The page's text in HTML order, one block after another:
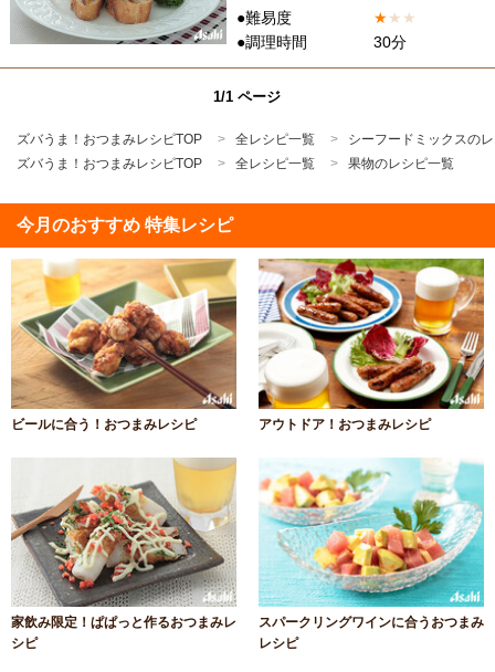
●難易度
★★ ★
●調理時間
30分
1/1 ページ
ズバうま！おつまみレシピTOP 全レシピ一覧
シーフードミックスの
ズバうま！おつまみレシピTOP
全レシピ一覧 果物のレシピ一覧
今月のおすすめ 特集レシピ
ビールに合う！おつまみレシピ アウトドア！おつまみレシピ
家飲み限定！ぱぱっと作るおつまみレ
シピ
スパークリングワインに合うおつまみ
レシピ